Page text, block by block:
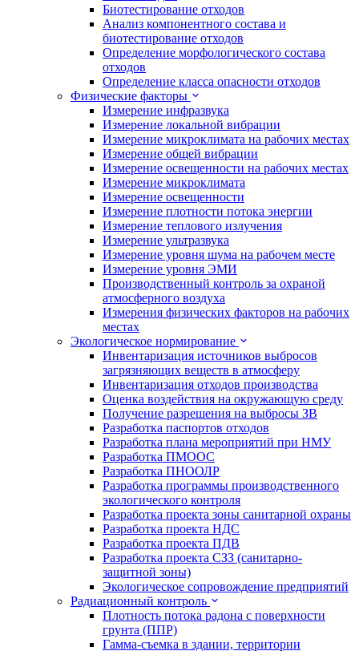
Биотестирование отходов
Анализ компонентного состава и
биотестирование отходов
Определение морфологического состава
отходов
Определение класса опасности отходов
Физические факторы
Измерение инфразвука
Измерение локальной вибрации
Измерение микроклимата на рабочих местах
Измерение общей вибрации
Измерение освещенности на рабочих местах
Измерение микроклимата
Измерение освещенности
Измерение плотности потока энергии
Измерение теплового излучения
Измерение ультразвука
Измерение уровня шума на рабочем месте
Измерение уровня ЭМИ
Производственный контроль за охраной
атмосферного воздуха
Измерения физических факторов на рабочих
местах
Экологическое нормирование
Инвентаризация источников выбросов
загрязняющих веществ в атмосферу
Инвентаризация отходов производства
Оценка воздействия на окружающую среду
Получение разрешения на выбросы ЗВ
Разработка паспортов отходов
Разработка плана мероприятий при НМУ
Разработка ПМООС
Разработка ПНООЛР
Разработка программы производственного
экологического контроля
Разработка проекта зоны санитарной охраны
Разработка проекта НДС
Разработка проекта ПДВ
Разработка проекта СЗЗ (санитарно-
защитной зоны)
Экологическое сопровождение предприятий
Радиационный контроль
Плотность потока радона с поверхности
грунта (ППР)
Гамма-съемка в здании, территории